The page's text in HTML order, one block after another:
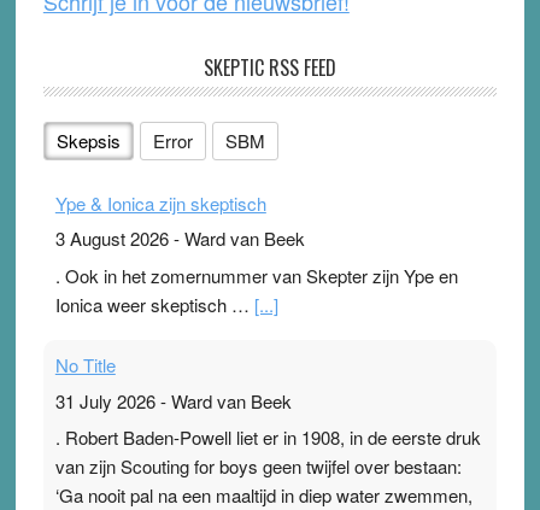
SKEPTIC RSS FEED
Skepsis Error SBM
Ype & Ionica zijn skeptisch
3 August 2026-Ward van Beek
. Ook in het zomernummer van Skepter zijn Ype en
Ionica weer skeptisch … [...]
No Title
31 July 2026-Ward van Beek
. Robert Baden-Powell liet er in 1908, in de eerste druk
van zijn Scouting for boys geen twijfel over bestaan:
‘Ga nooit pal na een maaltijd in diep water zwemmen,